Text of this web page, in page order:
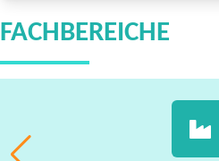
FACHBEREICHE